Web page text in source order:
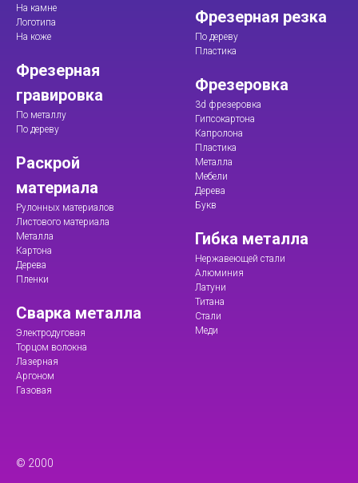
На камне
Логотипа
На коже
Фрезерная
гравировка
По металлу
По дереву
Раскрой
материала
Рулонных материалов
Листового материала
Металла
Картона
Дерева
Пленки
Сварка металла
Электродуговая
Торцом волокна
Лазерная
Аргоном
Газовая
© 2000
Фрезерная резка
По дереву
Пластика
Фрезеровка
3d фрезеровка
Гипсокартона
Капролона
Пластика
Металла
Мебели
Дерева
Букв
Гибка металла
Нержавеющей стали
Алюминия
Латуни
Титана
Стали
Меди